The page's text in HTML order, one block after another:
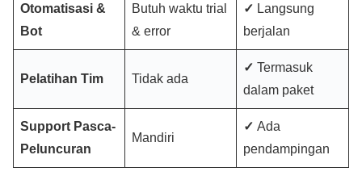
Otomatisasi &
Bot
Butuh waktu trial
& error
✓ Langsung
berjalan
Pelatihan Tim Tidak ada
✓ Termasuk
dalam paket
Support Pasca-
Peluncuran
Mandiri
✓ Ada
pendampingan